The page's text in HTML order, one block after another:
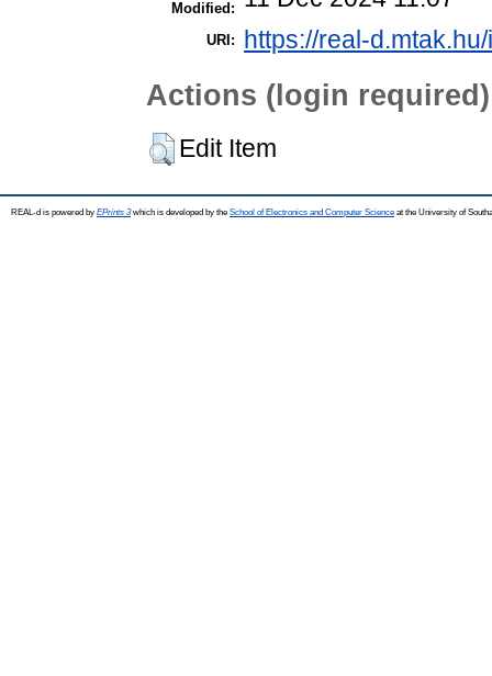
Modified:
URI: https://real-
Actions (login required)
Edit Item
REAL-d is powered by EPrints 3which is developed by the School of Electronics and Computer Science at the University of